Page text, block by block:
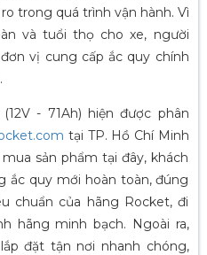
trong quá trình vận hành. Vì
và tuổi thọ cho xe, người
vị cung cấp ắc quy chính
- 71Ah) hiện được phân
tại TP. Hồ Chí Minh
sản phẩm tại đây, khách
ắc quy mới hoàn toàn, đúng
chuẩn của hãng Rocket, đi
hãng minh bạch. Ngoài ra,
đặt tận nơi nhanh chóng,